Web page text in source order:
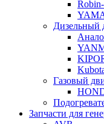
Дизельный
Газовый
Запчасти для